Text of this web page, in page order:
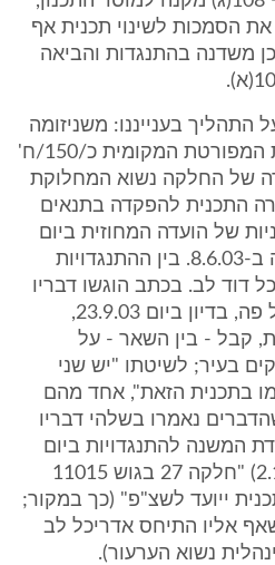
את הסמכות לשינוי תכנית אף
משדנה בהתנגדות והביאה
התהליך בענייננו: משניזומה
על ידי המשיבה 1 התכנית המפורטת המקומית כ/150/ח'
של החלקה נשוא המחלוקת
אושרה התכנית להפקדה בתנאים
של הועדה המחוזית ביום
3.5.00, ופורסמה להפקדה ב-8.6.03. בין ההתנגדויות
דוד לב. בכתב הוגשו דבריו
כהתנגדות כללית, אך בעל פה, בדיון ביום 23.9.03,
קבל - בין השאר - על
בעיר; לשיטתו "יש שני
בתכנית הזאת", אחד מהם
נאמרו בשלהי דבריו
המשנה להתנגדויות ביום
2.3.04, הוחלט (החלטה 2.1) "חלקה 27 בגוש 11015
ייועד לשצ"פ" (כך במקור;
אליו התיחס אדריכל לב
נשוא הערעור).